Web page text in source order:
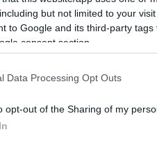
but not limited to your
to Google and its third-party
consent section.
Data Processing Opt Outs
opt-out of the Sharing of my
keresztben, az